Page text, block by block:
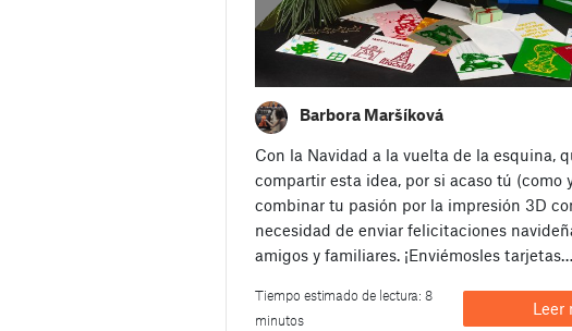
Barbora Maršíková
Con la Navidad a la vuelta de la esquina,
compartir esta idea, por si acaso tú (como
combinar tu pasión por la impresión 3D
necesidad de enviar felicitaciones
amigos y familiares. ¡Enviémosles tarjetas…
Tiempo estimado de lectura: 8
minutos
Leer